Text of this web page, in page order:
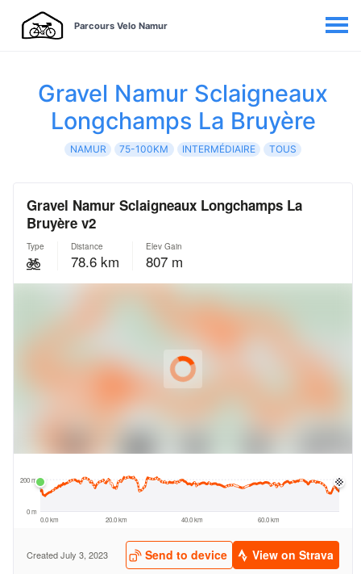
Parcours Velo Namur
Gravel Namur Sclaigneaux
Longchamps La Bruyère
NAMUR 75-100KM INTERMÉDIAIRE TOUS